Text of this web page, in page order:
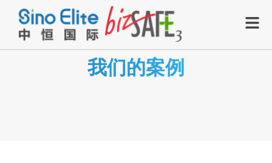
我们的案例